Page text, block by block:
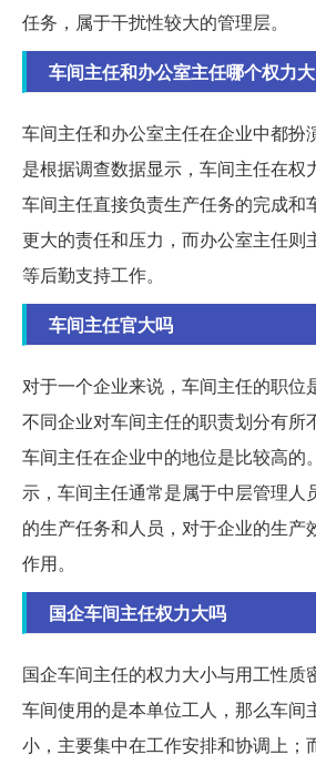
任务，属于干扰性较大的管理层。
车间主任和办公室主任哪个权力大
车间主任和办公室主任在企业中都扮
是根据调查数据显示，车间主任在权
车间主任直接负责生产任务的完成和
更大的责任和压力，而办公室主任则
等后勤支持工作。
车间主任官大吗
对于一个企业来说，车间主任的职位
不同企业对车间主任的职责划分有所
车间主任在企业中的地位是比较高的
示，车间主任通常是属于中层管理人
的生产任务和人员，对于企业的生产
作用。
国企车间主任权力大吗
国企车间主任的权力大小与用工性质
车间使用的是本单位工人，那么车间
小，主要集中在工作安排和协调上；